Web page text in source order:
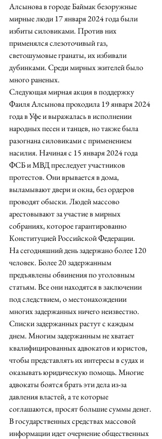
Алсынова в городе Баймак безоружные
мирные люди 17 января 2024 года были
избиты силовиками. Против них
применялся слезоточивый газ,
светошумовые гранаты, их избивали
дубинками. Среди мирных жителей было
много раненых.
Следующая мирная акция в поддержку
Фаиля Алсынова проходила 19 января 2024
года в Уфе и выражалась в исполнении
народных песен и танцев, но также была
разогнана силовиками с применением
насилия. Начиная с 15 января 2024 года
ФСБ и МВД преследует участников
протестов. Они врывается в дома,
выламывают двери и окна, без ордеров
проводят обыски. Людей массово
арестовывают за участие в мирных
собраниях, которое гарантированно
Конституцией Российской Федерации.
На сегодняшний день задержано более 120
человек. Более 20 задержанным
предъявлены обвинения по уголовным
статьям. Все они находятся в заключении
под следствием, о местонахождении
многих задержанных ничего неизвестно.
Списки задержанных растут с каждым
днем. Многим задержанным не хватает
квалифицированных адвокатов и юристов,
чтобы представлять их интересы в судах и
оказывать юридическую помощь. Многие
адвокаты боятся брать эти дела из-за
давления властей, а те которые
соглашаются, просят большие суммы денег.
В государственных средствах массовой
информации идет очернение общественных